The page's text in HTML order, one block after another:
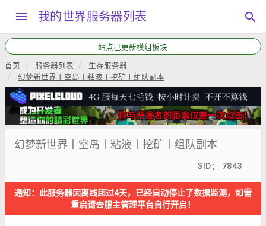
menu 我的世界服务器列表 search
站点已更新模组板块
首页 服务器列表
生存服务器
幻梦新世界丨空岛丨粘液丨挖矿丨组队副本
幻梦新世界丨空岛丨粘液丨挖矿丨组队副本
SID： 7843
通知：此服务器因离线超过4天，已经自动停止了数据监测，如需
重启请去服主管理平台自行开启！